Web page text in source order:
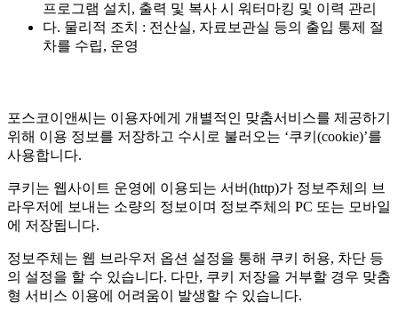
프로그램 설치, 출력 및 복사 시 워터마킹 및 이력 관리
다. 물리적 조치 : 전산실, 자료보관실 등의 출입 통제 절
차를 수립, 운영
포스코이앤씨는 이용자에게 개별적인 맞춤서비스를 제공하기
위해 이용 정보를 저장하고 수시로 불러오는 ‘쿠키(cookie)’를
사용합니다.
쿠키는 웹사이트 운영에 이용되는 서버(http)가 정보주체의 브
라우저에 보내는 소량의 정보이며 정보주체의 PC 또는 모바일
에 저장됩니다.
정보주체는 웹 브라우저 옵션 설정을 통해 쿠키 허용, 차단 등
의 설정을 할 수 있습니다. 다만, 쿠키 저장을 거부할 경우 맞춤
형 서비스 이용에 어려움이 발생할 수 있습니다.